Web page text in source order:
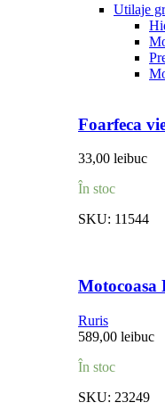
Utilaje
Foarfeca
33,00 leibuc
În stoc
SKU: 11544
Motocoasa
Ruris
589,00 leibuc
În stoc
SKU: 23249